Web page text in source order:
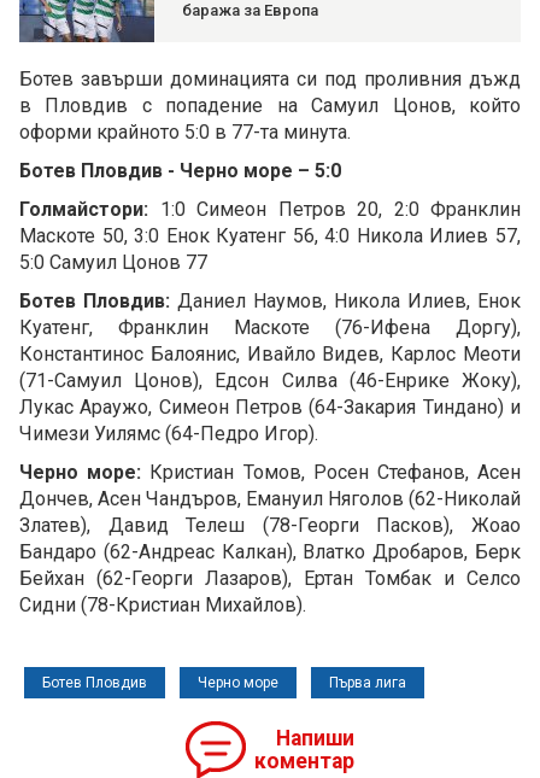
баража за Европа
Ботев завърши доминацията си под проливния дъжд
в Пловдив с попадение на Самуил Цонов, който
оформи крайното 5:0 в 77-та минута.
Ботев Пловдив - Черно море – 5:0
Голмайстори: 1:0 Симеон Петров 20, 2:0 Франклин
Маскоте 50, 3:0 Енок Куатенг 56, 4:0 Никола Илиев 57,
5:0 Самуил Цонов 77
Ботев Пловдив: Даниел Наумов, Никола Илиев, Енок
Куатенг, Франклин Маскоте (76-Ифена Доргу),
Константинос Балоянис, Ивайло Видев, Карлос Меоти
(71-Самуил Цонов), Едсон Силва (46-Енрике Жоку),
Лукас Араужо, Симеон Петров (64-Закария Тиндано) и
Чимези Уилямс (64-Педро Игор).
Черно море: Кристиан Томов, Росен Стефанов, Асен
Дончев, Асен Чандъров, Емануил Няголов (62-Николай
Златев), Давид Телеш (78-Георги Пасков), Жоао
Бандаро (62-Андреас Калкан), Влатко Дробаров, Берк
Бейхан (62-Георги Лазаров), Ертан Томбак и Селсо
Сидни (78-Кристиан Михайлов).
Ботев Пловдив Черно море Първа лига
Напиши
коментар